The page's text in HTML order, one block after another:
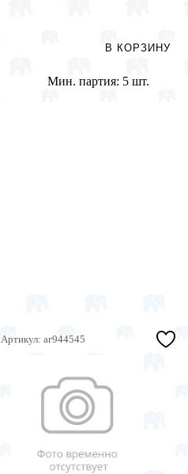
В КОРЗИНУ
Мин. партия: 5 шт.
Артикул: аг944545